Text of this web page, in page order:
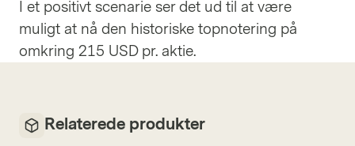
I et positivt scenarie ser det ud til at være
muligt at nå den historiske topnotering på
omkring 215 USD pr. aktie.
Relaterede produkter